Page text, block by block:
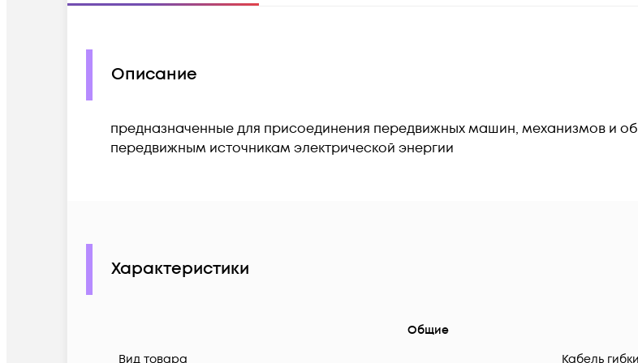
Описание
предназначенные для присоединения передвижных машин, механизмов и
передвижным источникам электрической энергии
Характеристики
Общие
Вид товара
Кабель